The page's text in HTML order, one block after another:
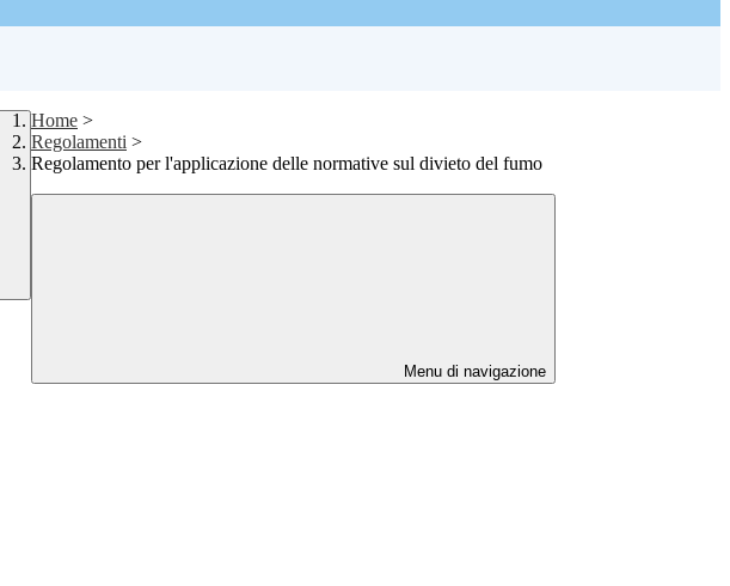
Home >
Regolamenti >
Regolamento per l'applicazione delle normative sul divieto del fumo
Menu di navigazione